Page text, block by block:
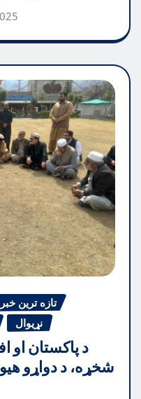
تازه ترین
نړیوال
د پاکستان او
شخړه، د دواړو